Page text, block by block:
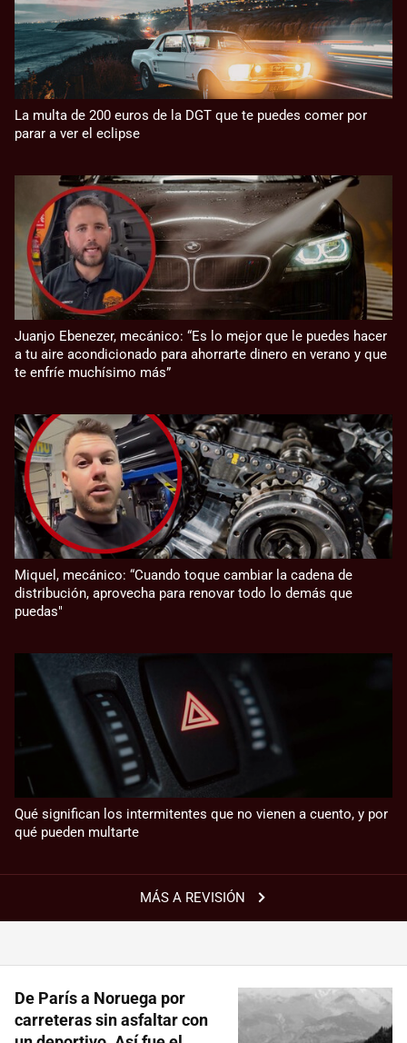
MÁS A REVISIÓN
La multa de 200 euros de la DGT que te puedes comer por
parar a ver el eclipse
Juanjo Ebenezer, mecánico: “Es lo mejor que le puedes hacer
a tu aire acondicionado para ahorrarte dinero en verano y que
te enfríe muchísimo más”
Miquel, mecánico: “Cuando toque cambiar la cadena de
distribución, aprovecha para renovar todo lo demás que
puedas"
Qué significan los intermitentes que no vienen a cuento, y por
qué pueden multarte
De París a Noruega por
carreteras sin asfaltar con